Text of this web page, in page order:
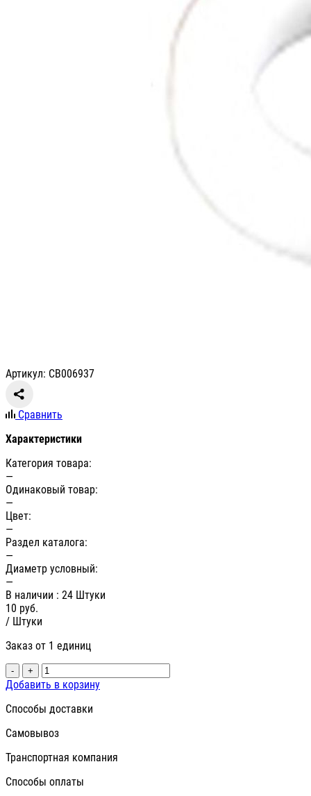
Артикул: СВ006937
Сравнить
Характеристики
Категория товара:
—
Одинаковый товар:
—
Цвет:
—
Раздел каталога:
—
Диаметр условный:
—
В наличии : 24 Штуки
10 руб.
/ Штуки
Заказ от 1 единиц
- +
Добавить в корзину
Способы доставки
Самовывоз
Транспортная компания
Способы оплаты